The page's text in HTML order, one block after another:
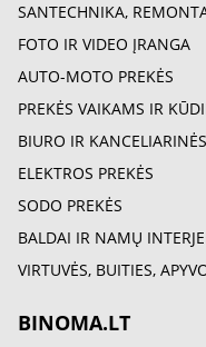
SANTECHNIKA,
FOTO IR VIDEO ĮRANGA
AUTO-MOTO PREKĖS
PREKĖS VAIKAMS IR
BIURO IR
ELEKTROS PREKĖS
SODO PREKĖS
BALDAI IR NAMŲ
VIRTUVĖS, BUITIES,
BINOMA.LT